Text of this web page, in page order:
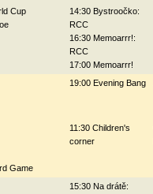
Cup
14:30 Bystroočko:
RCC
16:30 Memoarrr!:
RCC
17:00 Memoarrr!
19:00 Evening Bang
Game
11:30 Children's
corner
15:30 Na drátě: